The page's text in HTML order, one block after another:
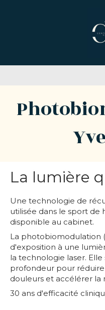
La lumière
Une technologie de
utilisée dans le sport de
disponible au cabinet.
La photobiomodulation
d'exposition à une
la technologie laser.
profondeur pour
douleurs et accélérer la
30 ans d'efficacité